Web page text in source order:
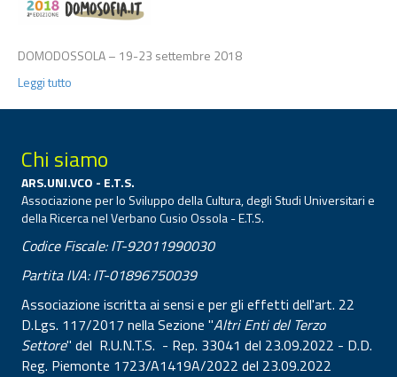
DOMODOSSOLA – 19-23 settembre 2018
Leggi tutto
Chi siamo
ARS.UNI.VCO - E.T.S.
Associazione per lo Sviluppo della Cultura, degli Studi Universitari e
della Ricerca nel Verbano Cusio Ossola - E.T.S.
Codice Fiscale: IT-92011990030
Partita IVA: IT-01896750039
Associazione iscritta ai sensi e per gli effetti dell'art. 22
D.Lgs. 117/2017 nella Sezione "Altri Enti del Terzo
Settore" del R.U.N.T.S. - Rep. 33041 del 23.09.2022 - D.D.
Reg. Piemonte 1723/A1419A/2022 del 23.09.2022